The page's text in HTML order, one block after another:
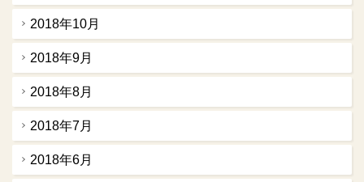
2018年10月
2018年9月
2018年8月
2018年7月
2018年6月